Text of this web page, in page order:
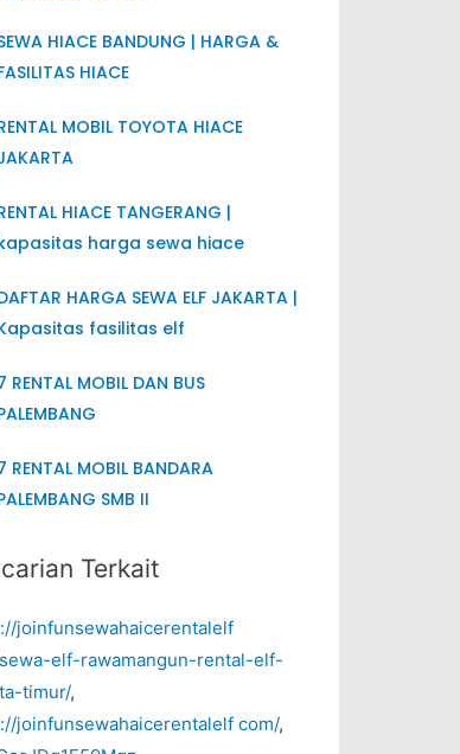
HIACE BANDUNG | HARGA &
HIACE
MOBIL TOYOTA HIACE
HIACE TANGERANG |
harga sewa hiace
HARGA SEWA ELF JAKARTA |
fasilitas elf
RENTAL MOBIL DAN BUS
RENTAL MOBIL BANDARA
SMB II
Terkait
joinfunsewahaicerentalelf
elf-rawamangun-rental-elf-
timur/,
joinfunsewahaicerentalelf com/,